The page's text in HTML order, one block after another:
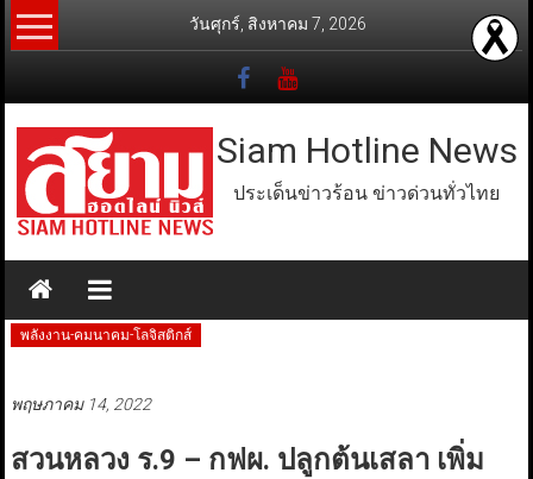
Skip
to
วันศุกร์, สิงหาคม 7, 2026
Siam Hotline News
ประเด็นข่าวร้อน ข่าวด่วนทั่วไทย
พลังงาน-คมนาคม-โลจิสติกส์
พฤษภาคม 14, 2022
สวนหลวง ร.9 – กฟผ. ปลูกต้นเสลา เพิ่ม